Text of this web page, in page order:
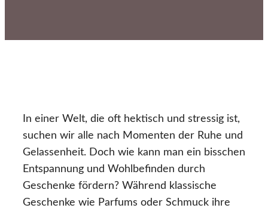
In einer Welt, die oft hektisch und stressig ist,
suchen wir alle nach Momenten der Ruhe und
Gelassenheit. Doch wie kann man ein bisschen
Entspannung und Wohlbefinden durch
Geschenke fördern? Während klassische
Geschenke wie Parfums oder Schmuck ihre